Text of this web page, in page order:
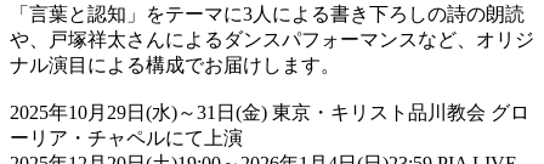
「言葉と認知」をテーマに3人による書き下ろしの詩の朗読
や、戸塚祥太さんによるダンスパフォーマンスなど、オリジ
ナル演目による構成でお届けします。
2025年10月29日(水)～31日(金) 東京・キリスト品川教会 グロ
ーリア・チャペルにて上演